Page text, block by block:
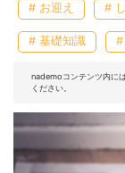
# お迎え #
# 基礎知識 #
nademoコンテンツ内に
ください。